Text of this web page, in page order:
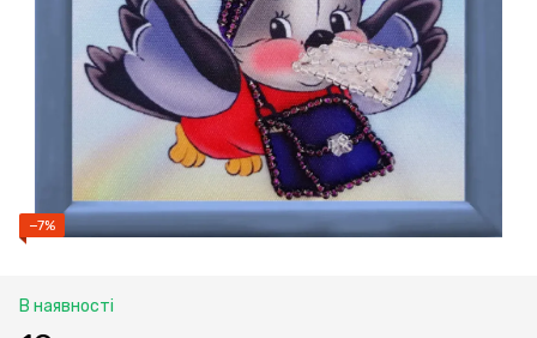
−7%
В наявності